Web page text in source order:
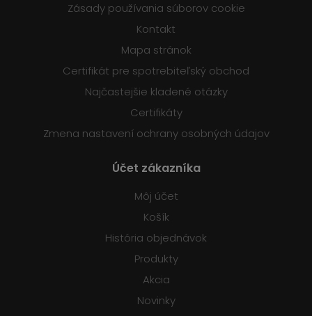
Zásady používania súborov cookie
Kontakt
Mapa stránok
Certifikát pre spotrebiteľský obchod
Najčastejšie kladené otázky
Certifikáty
Zmena nastavení ochrany osobných údajov
Účet zákazníka
Môj účet
Košík
História objednávok
Produkty
Akcia
Novinky